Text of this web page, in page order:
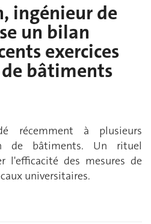
ingénieur de
un bilan
exercices
bâtiments
récemment à plusieurs
de bâtiments. Un rituel
l'efficacité des mesures de
universitaires.